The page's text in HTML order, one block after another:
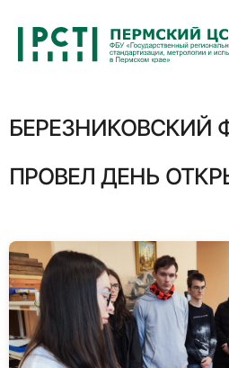
содержимому
БЕРЕЗНИКОВСКИЙ
ПРОВЕЛ ДЕНЬ